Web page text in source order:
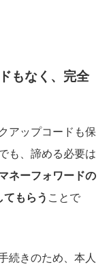
もなく、完全
アップコードも保
も、諦める必要は
ネーフォワードの
もらう ことで
続きのため、本人